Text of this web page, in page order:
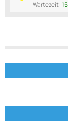
Wartezeit: